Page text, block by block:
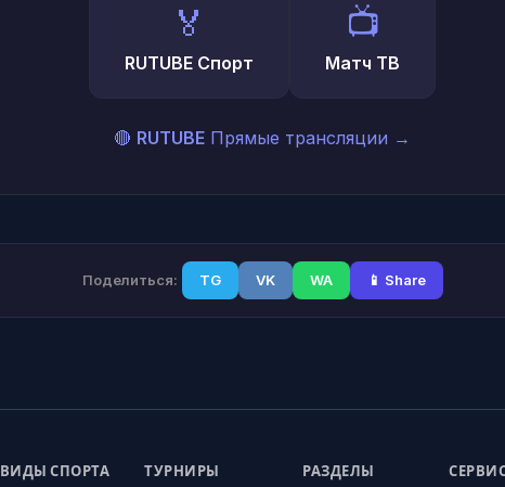
🏅
RUTUBE Спорт
📺
Матч ТВ
🔴 RUTUBE Прямые трансляции →
Поделиться: TG VK WA 📱 Share
ВИДЫ СПОРТА ТУРНИРЫ РАЗДЕЛЫ